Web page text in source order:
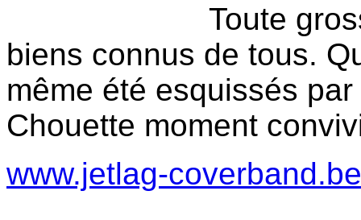
Toute
biens connus de tous.
même été esquissés
Chouette moment
www.jetlag-coverband.be